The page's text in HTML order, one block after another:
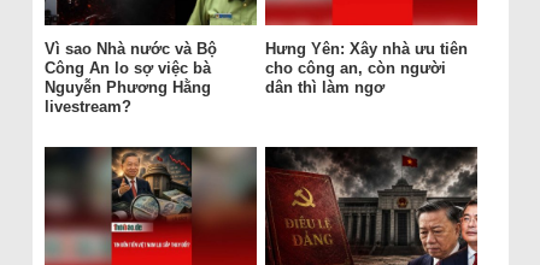
Vì sao Nhà nước và Bộ
Công An lo sợ việc bà
Nguyễn Phương Hằng
livestream?
Hưng Yên: Xây nhà ưu tiên
cho công an, còn người
dân thì làm ngơ